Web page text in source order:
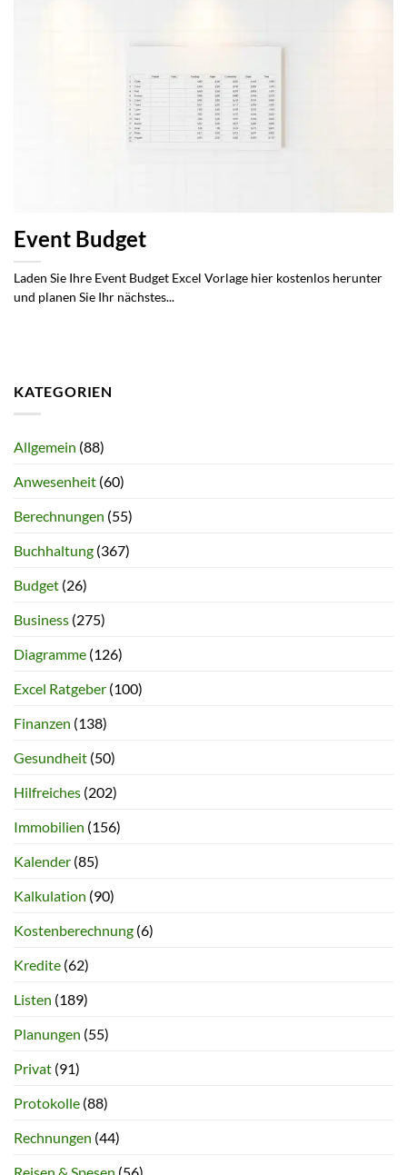
Event Budget
Laden Sie Ihre Event Budget Excel Vorlage hier kostenlos herunter
und planen Sie Ihr nächstes...
KATEGORIEN
Allgemein (88)
Anwesenheit (60)
Berechnungen (55)
Buchhaltung (367)
Budget (26)
Business (275)
Diagramme (126)
Excel Ratgeber (100)
Finanzen (138)
Gesundheit (50)
Hilfreiches (202)
Immobilien (156)
Kalender (85)
Kalkulation (90)
Kostenberechnung (6)
Kredite (62)
Listen (189)
Planungen (55)
Privat (91)
Protokolle (88)
Rechnungen (44)